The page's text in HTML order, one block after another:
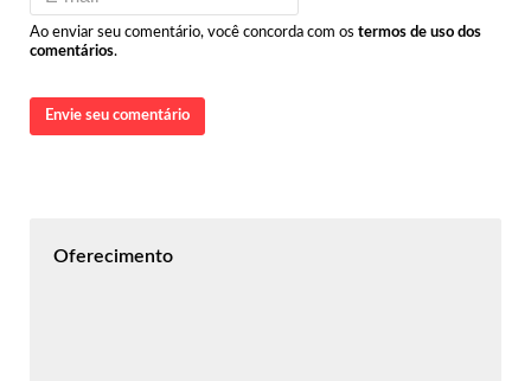
Ao enviar seu comentário, você concorda com os termos de uso dos
comentários.
Envie seu comentário
Oferecimento